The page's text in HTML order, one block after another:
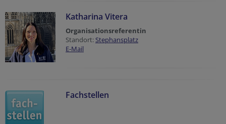
Katharina Vitera
Organisationsreferentin
Standort: Stephansplatz
E-Mail
Fachstellen